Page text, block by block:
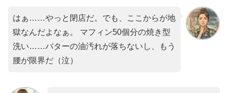
はぁ……やっと閉店だ。でも、ここからが地
獄なんだよなぁ。 マフィン50個分の焼き型
洗い……バターの油汚れが落ちないし、もう
腰が限界だ（泣）